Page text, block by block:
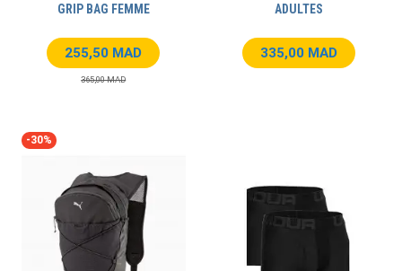
GRIP BAG FEMME
255,50 MAD
365,00 MAD
ADULTES
335,00 MAD
-30%